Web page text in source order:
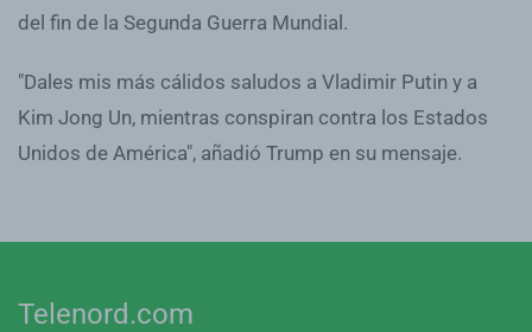
del fin de la Segunda Guerra Mundial.
"Dales mis más cálidos saludos a Vladimir Putin y a
Kim Jong Un, mientras conspiran contra los Estados
Unidos de América", añadió Trump en su mensaje.
Telenord.com